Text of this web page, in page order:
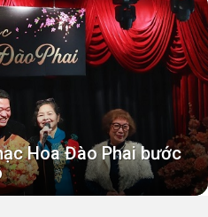
Hoa Đào Phai bước